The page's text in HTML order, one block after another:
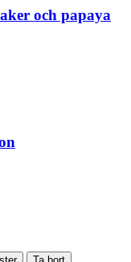
och papaya